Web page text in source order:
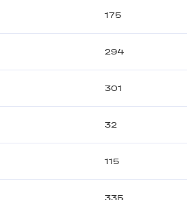
175
294
301
32
115
335